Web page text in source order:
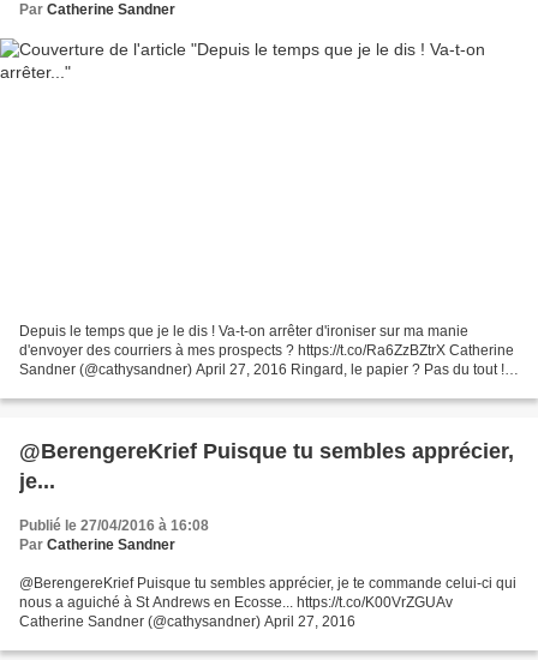
Par Catherine Sandner
Depuis le temps que je le dis ! Va-t-on arrêter d'ironiser sur ma manie
d'envoyer des courriers à mes prospects ? https://t.co/Ra6ZzBZtrX Catherine
Sandner (@cathysandner) April 27, 2016 Ringard, le papier ? Pas du tout !
@BerengereKrief Puisque tu sembles apprécier,
je...
Publié le 27/04/2016 à 16:08
Par Catherine Sandner
@BerengereKrief Puisque tu sembles apprécier, je te commande celui-ci qui
nous a aguiché à St Andrews en Ecosse... https://t.co/K00VrZGUAv
Catherine Sandner (@cathysandner) April 27, 2016